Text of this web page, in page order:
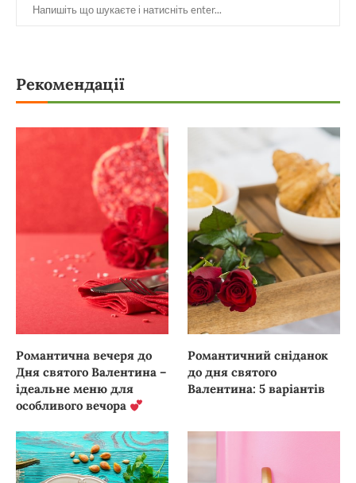
Рекомендації
Романтична вечеря до
Дня святого Валентина –
ідеальне меню для
особливого вечора
Романтичний сніданок
до дня святого
Валентина: 5 варіантів